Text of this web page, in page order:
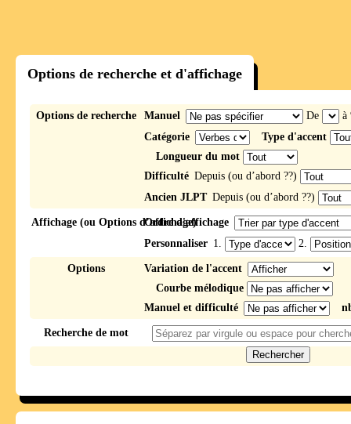
Options de recherche et d'affichage
Options de recherche Manuel De
à
Catégorie
Type d'accent
Longueur du mot
Difficulté Depuis (ou d’abord ??)
Ancien JLPT Depuis (ou d’abord ??)
Affichage (ou Options d’affichage)
Ordre d'affichage
Personnaliser 1. 2.
Options
Variation de l'accent
Courbe mélodique
Manuel et difficulté
Recherche de mot